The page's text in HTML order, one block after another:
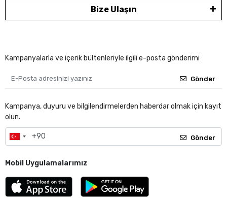
Bize Ulaşın
Kampanyalarla ve içerik bültenleriyle ilgili e-posta gönderimi
Gönder
Kampanya, duyuru ve bilgilendirmelerden haberdar olmak için kayıt
olun.
Gönder
Mobil Uygulamalarımız